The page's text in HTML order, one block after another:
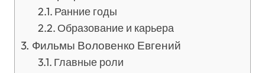
Ранние годы
Образование и карьера
Фильмы Воловенко Евгений
Главные роли